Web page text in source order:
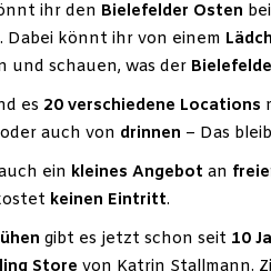
ihr den Bielefelder Osten
Dabei könnt ihr von einem
und schauen, was der
es 20 verschiedene Locations
auch von drinnen – Das
ein kleines Angebot an
keinen Eintritt.
gibt es jetzt schon seit 10